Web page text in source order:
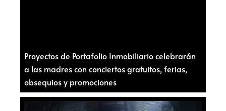
Proyectos de Portafolio Inmobiliario celebrarán
a las madres con conciertos gratuitos, ferias,
obsequios y promociones